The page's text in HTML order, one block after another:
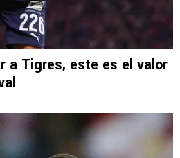
a Tigres, este es el valor